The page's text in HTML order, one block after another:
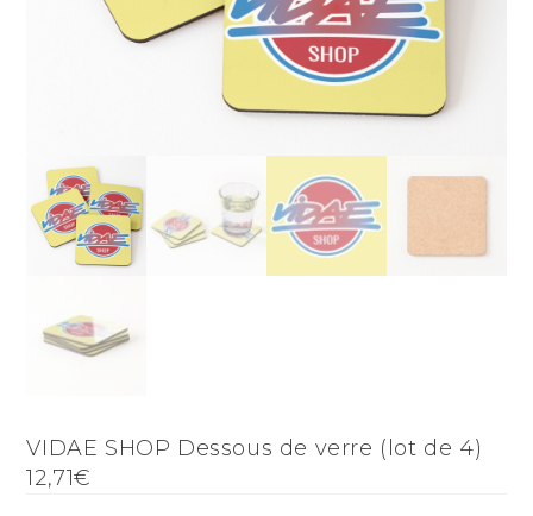
VIDAE SHOP Dessous de verre (lot de 4)
12,71€